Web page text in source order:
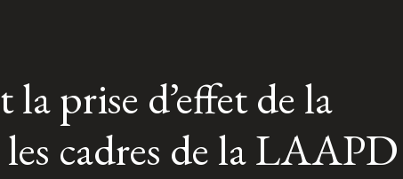
prise d’effet de la
cadres de la LAAPD